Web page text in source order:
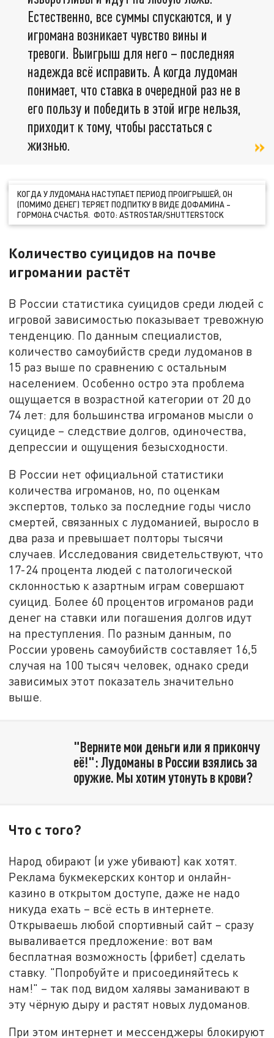
Естественно, все суммы спускаются, и у
игромана возникает чувство вины и
тревоги. Выигрыш для него – последняя
надежда всё исправить. А когда лудоман
понимает, что ставка в очередной раз не в
его пользу и победить в этой игре нельзя,
приходит к тому, чтобы расстаться с
жизнью.
КОГДА У ЛУДОМАНА НАСТУПАЕТ ПЕРИОД ПРОИГРЫШЕЙ, ОН
(ПОМИМО ДЕНЕГ) ТЕРЯЕТ ПОДПИТКУ В ВИДЕ ДОФАМИНА –
ГОРМОНА СЧАСТЬЯ. ФОТО: ASTROSTAR/SHUTTERSTOCK
Количество суицидов на почве
игромании растёт
В России статистика суицидов среди людей с
игровой зависимостью показывает тревожную
тенденцию. По данным специалистов,
количество самоубийств среди лудоманов в
15 раз выше по сравнению с остальным
населением. Особенно остро эта проблема
ощущается в возрастной категории от 20 до
74 лет: для большинства игроманов мысли о
суициде – следствие долгов, одиночества,
депрессии и ощущения безысходности.
В России нет официальной статистики
количества игроманов, но, по оценкам
экспертов, только за последние годы число
смертей, связанных с лудоманией, выросло в
два раза и превышает полторы тысячи
случаев. Исследования свидетельствуют, что
17-24 процента людей с патологической
склонностью к азартным играм совершают
суицид. Более 60 процентов игроманов ради
денег на ставки или погашения долгов идут
на преступления. По разным данным, по
России уровень самоубийств составляет 16,5
случая на 100 тысяч человек, однако среди
зависимых этот показатель значительно
выше.
"Верните мои деньги или я прикончу
её!": Лудоманы в России взялись за
оружие. Мы хотим утонуть в крови?
Что с того?
Народ обирают (и уже убивают) как хотят.
Реклама букмекерских контор и онлайн-
казино в открытом доступе, даже не надо
никуда ехать – всё есть в интернете.
Открываешь любой спортивный сайт – сразу
вываливается предложение: вот вам
бесплатная возможность (фрибет) сделать
ставку. "Попробуйте и присоединяйтесь к
нам!" – так под видом халявы заманивают в
эту чёрную дыру и растят новых лудоманов.
При этом интернет и мессенджеры блокируют